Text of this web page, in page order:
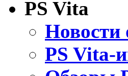
PS Vita
Новости
PS Vita-